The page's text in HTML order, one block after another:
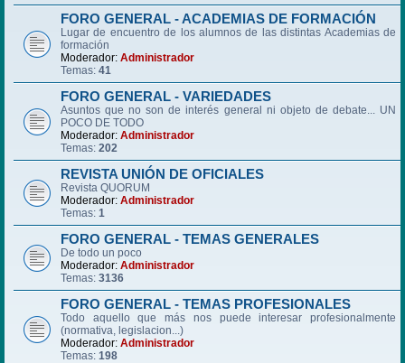
FORO GENERAL - ACADEMIAS DE FORMACIÓN
Lugar de encuentro de los alumnos de las distintas Academias de
formación
Moderador: Administrador
Temas: 41
FORO GENERAL - VARIEDADES
Asuntos que no son de interés general ni objeto de debate... UN
POCO DE TODO
Moderador: Administrador
Temas: 202
REVISTA UNIÓN DE OFICIALES
Revista QUORUM
Moderador: Administrador
Temas: 1
FORO GENERAL - TEMAS GENERALES
De todo un poco
Moderador: Administrador
Temas: 3136
FORO GENERAL - TEMAS PROFESIONALES
Todo aquello que más nos puede interesar profesionalmente
(normativa, legislacion...)
Moderador: Administrador
Temas: 198